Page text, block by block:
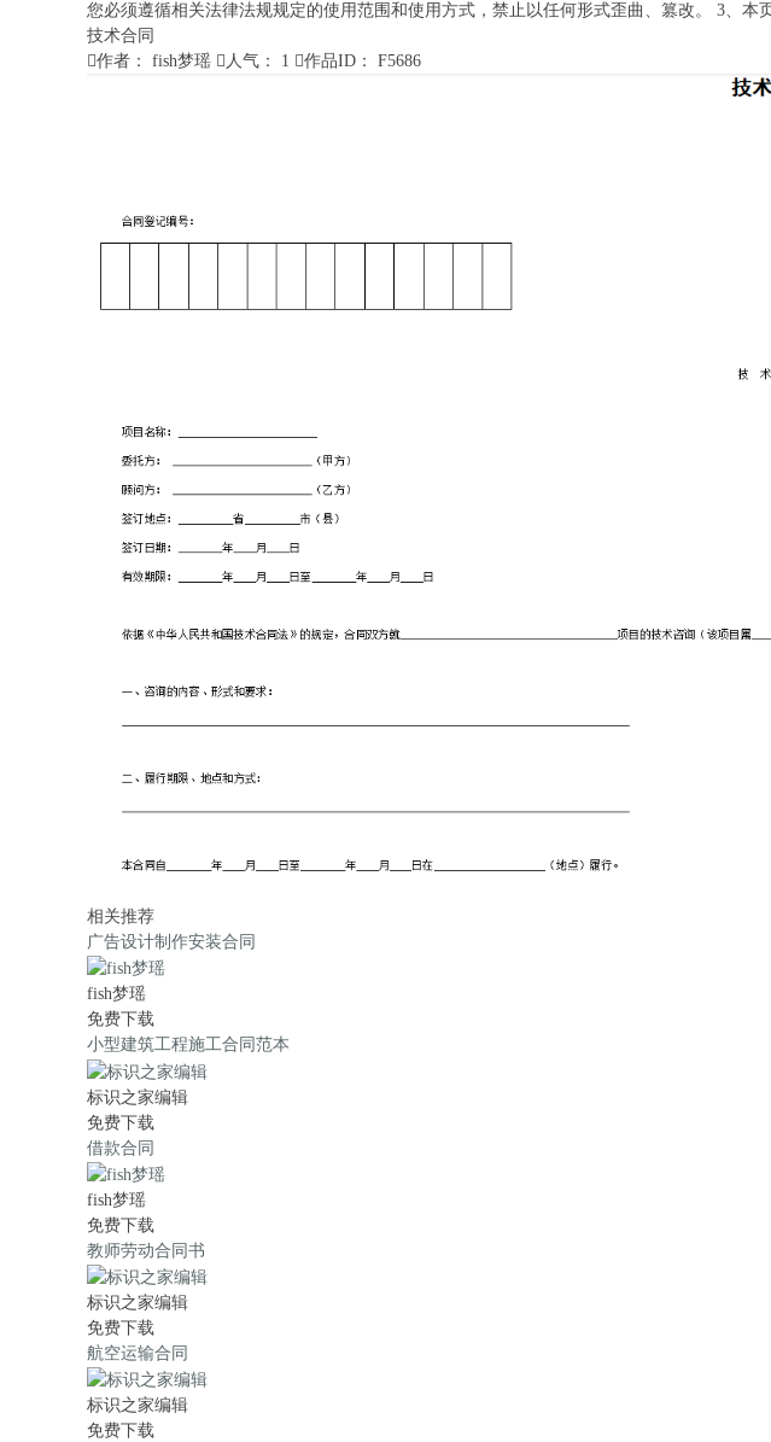
您必须遵循相关法律法规规定的使用范围和使用方式，禁止以任何形式歪曲、篡改。 3、
技术合同
作者： fish梦瑶  人气： 1 作品ID： F5686
相关推荐
广告设计制作安装合同
fish梦瑶
免费下载
小型建筑工程施工合同范本
标识之家编辑
免费下载
借款合同
fish梦瑶
免费下载
教师劳动合同书
标识之家编辑
免费下载
航空运输合同
标识之家编辑
免费下载